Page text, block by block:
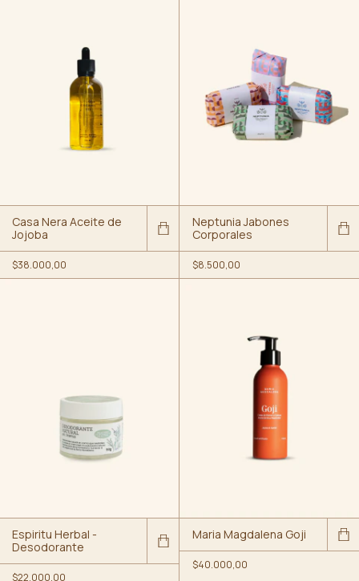
Casa Nera Aceite de
Jojoba
$38.000,00
Neptunia Jabones
Corporales
$8.500,00
Espiritu Herbal -
Desodorante
$22.000,00
Maria Magdalena Goji
$40.000,00